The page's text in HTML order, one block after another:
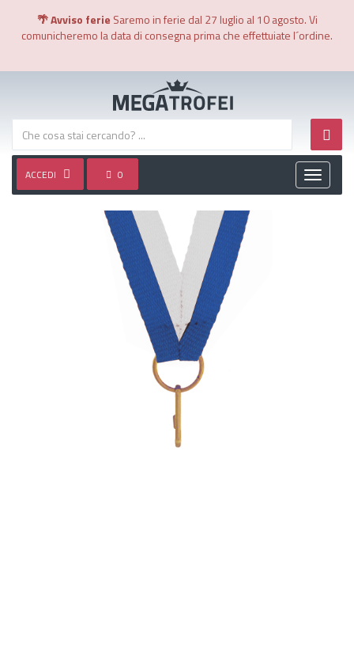
🌴 Avviso ferie Saremo in ferie dal 27 luglio al 10 agosto. Vi
comunicheremo la data di consegna prima che effettuiate l´ordine.
ACCEDI 0
Toggle